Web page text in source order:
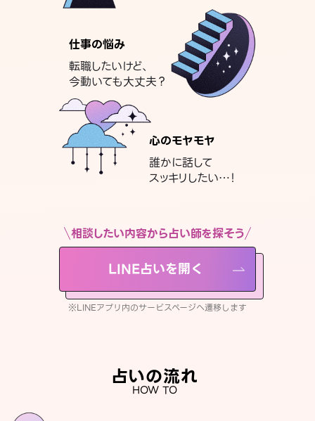
仕事の悩み
転職したいけど、
今動いても大丈夫？
心のモヤモヤ
誰かに話して
スッキリしたい…！
相談したい内容から占い師を探そう
LINE占いを開く
※LINEアプリ内のサービスページへ遷移します
占いの流れ
HOW TO